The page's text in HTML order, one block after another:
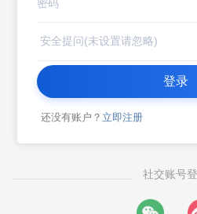
登录
还没有账户？ 立即注册
社交账号